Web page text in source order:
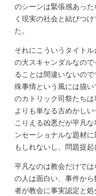
のシーンは緊張感あっ
く現実の社会と結びつ
た。
それにこういうタイト
の大スキャンダルなの
ることは間違いないの
殊事情という風には描
のカトリック司祭たち
よりも単なる古めかし
こりえる凶悪だが平凡
ンセーショナルな題材
もしれないし、問題提
平凡なのは教会だけで
の人は面白い、事件か
者が教会に事実認定と